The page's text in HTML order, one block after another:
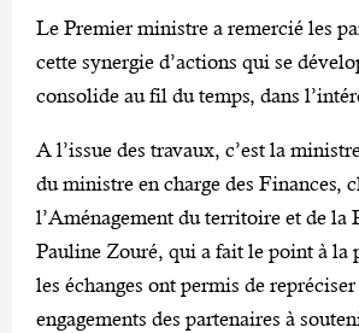
Le Premier ministre a remercié les
cette synergie d’actions qui se
consolide au fil du temps, dans
A l’issue des travaux, c’est la
du ministre en charge des Finances,
l’Aménagement du territoire et de la
Pauline Zouré, qui a fait le point à la
les échanges ont permis de repréciser
engagements des partenaires à